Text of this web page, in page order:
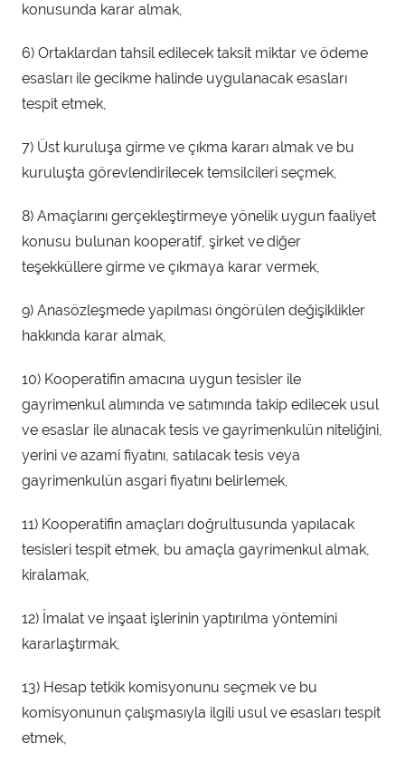
konusunda karar almak,
6) Ortaklardan tahsil edilecek taksit miktar ve ödeme
esasları ile gecikme halinde uygulanacak esasları
tespit etmek,
7) Üst kuruluşa girme ve çıkma kararı almak ve bu
kuruluşta görevlendirilecek temsilcileri seçmek,
8) Amaçlarını gerçekleştirmeye yönelik uygun faaliyet
konusu bulunan kooperatif, şirket vediğer
teşekküllere girme ve çıkmaya karar vermek,
9) Anasözleşmede yapılması öngörülen değişiklikler
hakkında karar almak,
10) Kooperatifin amacına uygun tesisler ile
gayrimenkul alımında ve satımında takip edilecek usul
ve esaslar ile alınacak tesis ve gayrimenkulün niteliğini,
yerini ve azami fiyatını, satılacak tesis veya
gayrimenkulün asgari fiyatını belirlemek,
11) Kooperatifin amaçları doğrultusunda yapılacak
tesisleri tespit etmek, bu amaçla gayrimenkul almak,
kiralamak,
12) İmalat ve inşaat işlerinin yaptırılma yöntemini
kararlaştırmak,
13) Hesap tetkik komisyonunu seçmek ve bu
komisyonunun çalışmasıyla ilgili usul ve esasları tespit
etmek,